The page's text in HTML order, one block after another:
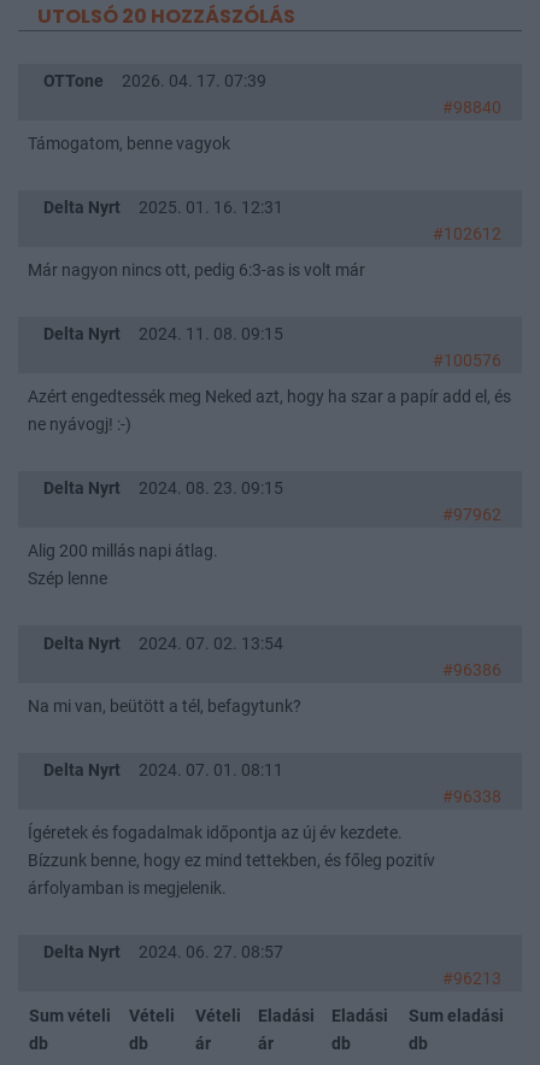
UTOLSÓ 20 HOZZÁSZÓLÁS
OTTone
2026. 04. 17. 07:39
#98840
Támogatom, benne vagyok
Delta Nyrt
2025. 01. 16. 12:31
#102612
Már nagyon nincs ott, pedig 6:3-as is volt már
Delta Nyrt
2024. 11. 08. 09:15
#100576
Azért engedtessék meg Neked azt, hogy ha szar a papír add el, és
ne nyávogj! :-)
Delta Nyrt
2024. 08. 23. 09:15
#97962
Alig 200 millás napi átlag.
Szép lenne
Delta Nyrt
2024. 07. 02. 13:54
#96386
Na mi van, beütött a tél, befagytunk?
Delta Nyrt
2024. 07. 01. 08:11
#96338
Ígéretek és fogadalmak időpontja az új év kezdete.
Bízzunk benne, hogy ez mind tettekben, és főleg pozitív
árfolyamban is megjelenik.
Delta Nyrt
2024. 06. 27. 08:57
#96213
Sum vételi
db
Vételi
db
Vételi
ár
Eladási
ár
Eladási
db
Sum eladási
db